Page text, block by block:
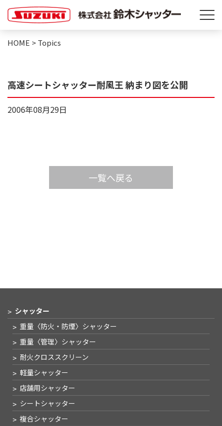
HOME > Topics
高速シートシャッター耐風王 納まり図を公開
2006年08月29日
一覧へ戻る
シャッター
重量〈防火・防煙〉 シャッター
重量〈管理〉 シャッター
耐火クロススクリーン
軽量シャッター
店舗用シャッター
シートシャッター
複合シャッター